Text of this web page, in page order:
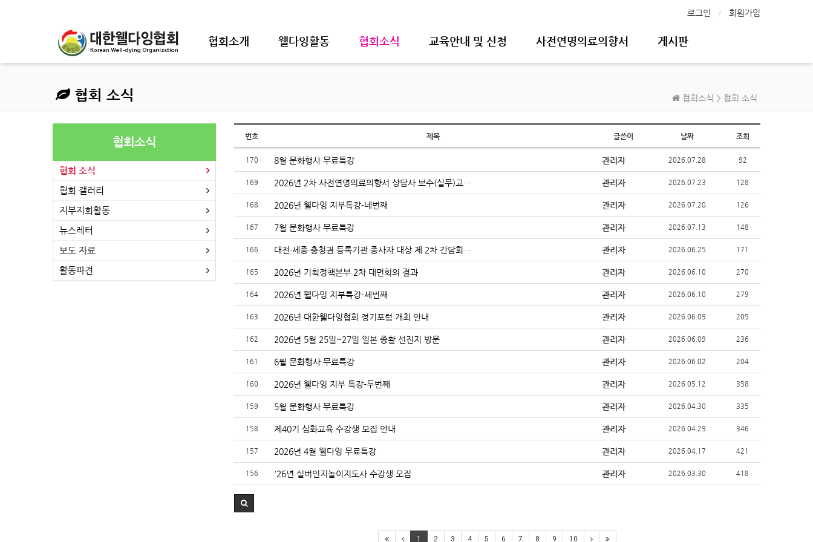
로그인 회원가입
협회소개 웰다잉활동 협회소식 교육안내 및 신청 사전연명의료의향서 게시판
협회 소식 협회소식 > 협회 소식
번호 제목 글쓴이 날짜 조회
170 8월 문화행사 무료특강 관리자 2026.07.28 92
169 2026년 2차 사전연명의료의향서 상담사 보수(실무)교… 관리자 2026.07.23 128
168 2026년 웰다잉 지부특강-네번째 관리자 2026.07.20 126
167 7월 문화행사 무료특강 관리자 2026.07.13 148
166 대전·세종·충청권 등록기관 종사자 대상 제 2차 간담회… 관리자 2026.06.25 171
165 2026년 기획정책본부 2차 대면회의 결과 관리자 2026.06.10 270
164 2026년 웰다잉 지부특강-세번째 관리자 2026.06.10 279
163 2026년 대한웰다잉협회 정기포럼 개최 안내 관리자 2026.06.09 205
162 2026년 5월 25일~27일 일본 종활 선진지 방문 관리자 2026.06.09 236
161 6월 문화행사 무료특강 관리자 2026.06.02 204
160 2026년 웰다잉 지부 특강-두번째 관리자 2026.05.12 358
159 5월 문화행사 무료특강 관리자 2026.04.30 335
158 제40기 심화교육 수강생 모집 안내 관리자 2026.04.29 346
157 2026년 4월 웰다잉 무료특강 관리자 2026.04.17 421
156 '26년 실버인지놀이지도사 수강생 모집 관리자 2026.03.30 418
1 2 3 4 5 6 7 8 9 10
협회소식
협회 소식
협회 갤러리
지부지회활동
뉴스레터
보도 자료
활동파견